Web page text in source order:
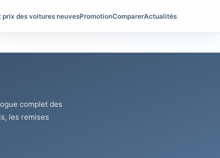
prix des voitures neuvesPromotionComparerActualités
complet des
les remises